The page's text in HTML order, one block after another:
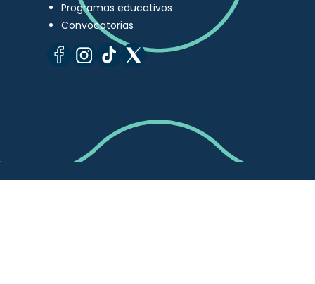
Programas educativos
Convocatorias